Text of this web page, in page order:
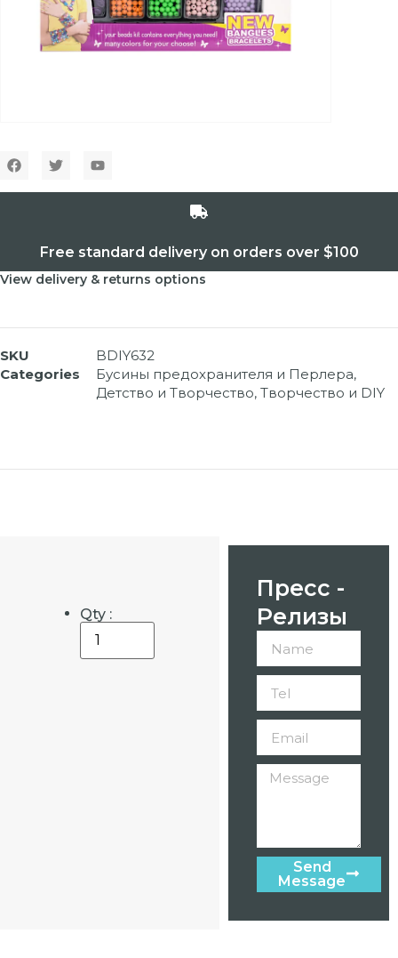
Free standard delivery on orders over $100
View delivery & returns options
SKU
BDIY632
Categories
Бусины предохранителя и Перлера,
Детство и Творчество, Творчество и DIY
Qty :
Пресс -
Релизы
Send
Message